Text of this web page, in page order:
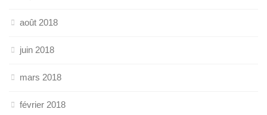
août 2018
juin 2018
mars 2018
février 2018